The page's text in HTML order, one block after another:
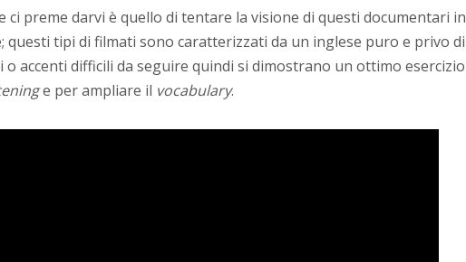
ci preme darvi è quello di tentare la visione di questi documentari in
questi tipi di filmati sono caratterizzati da un inglese puro e privo di
o accenti difficili da seguire quindi si dimostrano un ottimo esercizio
e per ampliare il vocabulary.